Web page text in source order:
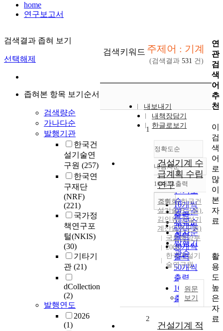
home
연구보고서
검색결과 좁혀 보기
선택해제
좁혀본 항목 보기순서
검색량순
가나다순
발행기관
한국건
설기술연
구원 (257)
한국연
구재단
(NRF)
(221)
국가정
책연구포
털(NKIS)
(30)
기타기
관 (21)
dCollection
(2)
발행연도
2026
(1)
검색키워드 주제어 : 기계
(검색결과 531 건)
내보내기
내책장담기
한글로보기
정확도순
정확도
순
인기도
순
연도순
제목순
저자순
발행기
관순
내림차순
내림차순
10개씩 출력
10개씩
출력
20개씩
출력
30개씩
출력
50개씩
출력
100개씩
출력
조회
1
건설기계 수
급계획 수립
연구
김병화(한국건
설기술연구원),
김인유(건설기
계산업연구원)
국토해양부
2008
한국건설기
술연구원
원문
보기
2
건설기계 적
연
관
검
색
어
추
천
이
검
색
어
로
많
이
본
자
료
활
용
도
높
은
자
료